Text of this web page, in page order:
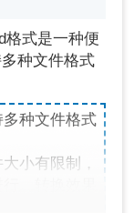
格式是一种便
种文件格式
种文件格式
小有限制，